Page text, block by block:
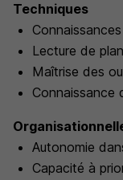
Techniques
Lecture de
Maîtrise des
Connaissance
Autonomie
Capacité à